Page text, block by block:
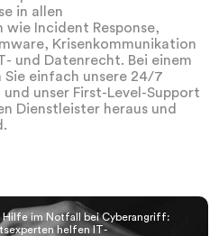
in allen
wie Incident Response,
Krisenkommunikation
und Datenrecht. Bei einem
einfach unsere 24/7
unser First-Level-Support
Dienstleister heraus und
im Notfall bei Cyberangriff:
helfen IT-